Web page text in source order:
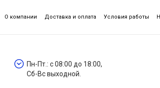
О компании Доставка и оплата Условия работы
Пн-Пт.: с 08:00 до 18:00,
Сб-Вс выходной.